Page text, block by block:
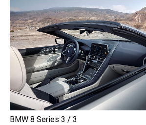
BMW 8 Series 3 / 3